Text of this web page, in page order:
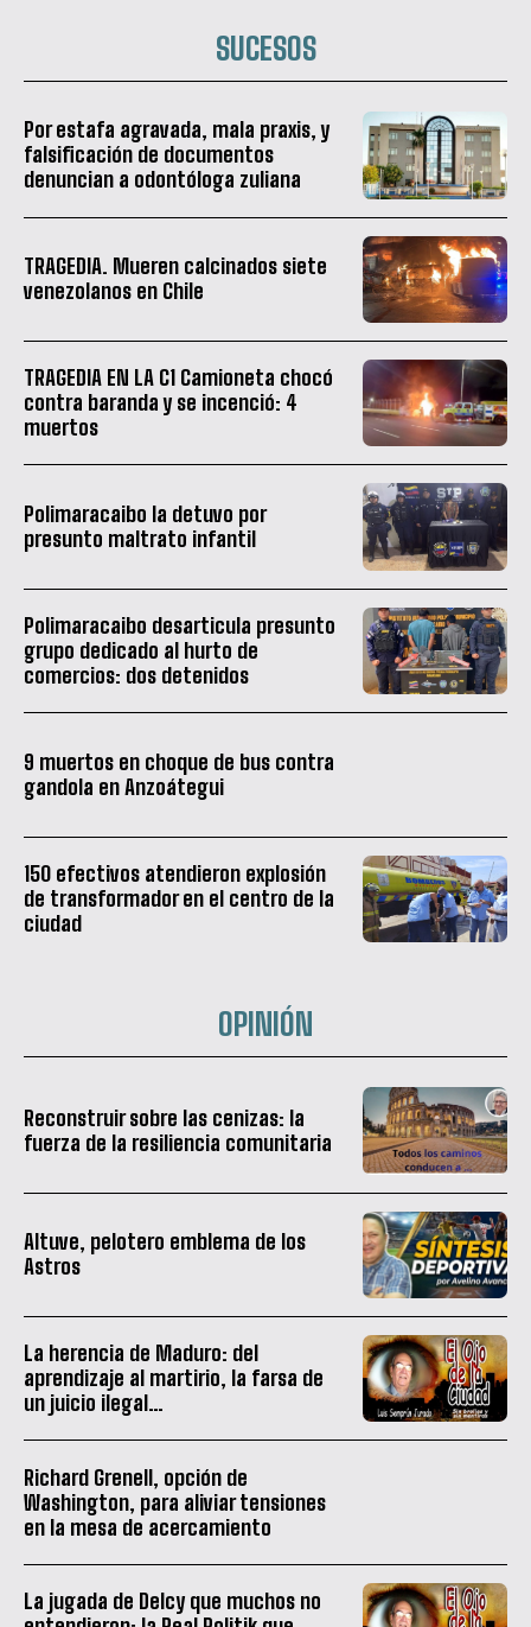
SUCESOS
Por estafa agravada, mala praxis, y
falsificación de documentos
denuncian a odontóloga zuliana
TRAGEDIA. Mueren calcinados siete
venezolanos en Chile
TRAGEDIA EN LA C1 Camioneta chocó
contra baranda y se incenció: 4
muertos
Polimaracaibo la detuvo por
presunto maltrato infantil
Polimaracaibo desarticula presunto
grupo dedicado al hurto de
comercios: dos detenidos
9 muertos en choque de bus contra
gandola en Anzoátegui
150 efectivos atendieron explosión
de transformador en el centro de la
ciudad
OPINIÓN
Reconstruir sobre las cenizas: la
fuerza de la resiliencia comunitaria
Altuve, pelotero emblema de los
Astros
La herencia de Maduro: del
aprendizaje al martirio, la farsa de
un juicio ilegal…
Richard Grenell, opción de
Washington, para aliviar tensiones
en la mesa de acercamiento
La jugada de Delcy que muchos no